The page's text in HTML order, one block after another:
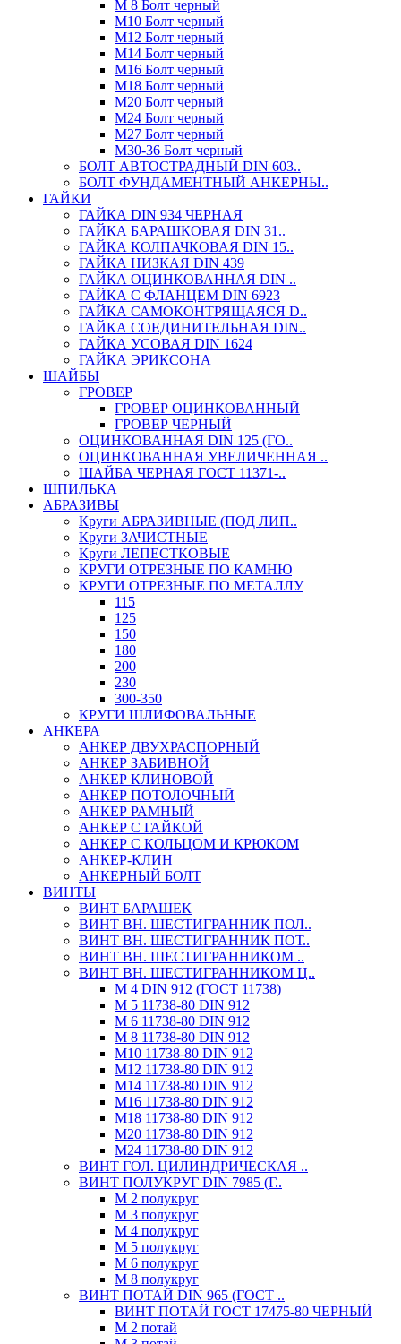
М 8 Болт черный
М10 Болт черный
М12 Болт черный
М14 Болт черный
М16 Болт черный
М18 Болт черный
М20 Болт черный
М24 Болт черный
М27 Болт черный
М30-36 Болт черный
БОЛТ АВТОСТРАДНЫЙ DIN 603..
БОЛТ ФУНДАМЕНТНЫЙ АНКЕРНЫ..
ГАЙКИ
ГАЙКА DIN 934 ЧЕРНАЯ
ГАЙКА БАРАШКОВАЯ DIN 31..
ГАЙКА КОЛПАЧКОВАЯ DIN 15..
ГАЙКА НИЗКАЯ DIN 439
ГАЙКА ОЦИНКОВАННАЯ DIN ..
ГАЙКА С ФЛАНЦЕМ DIN 6923
ГАЙКА САМОКОНТРЯЩАЯСЯ D..
ГАЙКА СОЕДИНИТЕЛЬНАЯ DIN..
ГАЙКА УСОВАЯ DIN 1624
ГАЙКА ЭРИКСОНА
ШАЙБЫ
ГРОВЕР
ГРОВЕР ОЦИНКОВАННЫЙ
ГРОВЕР ЧЕРНЫЙ
ОЦИНКОВАННАЯ DIN 125 (ГО..
ОЦИНКОВАННАЯ УВЕЛИЧЕННАЯ ..
ШАЙБА ЧЕРНАЯ ГОСТ 11371-..
ШПИЛЬКА
АБРАЗИВЫ
Круги АБРАЗИВНЫЕ (ПОД ЛИП..
Круги ЗАЧИСТНЫЕ
Круги ЛЕПЕСТКОВЫЕ
КРУГИ ОТРЕЗНЫЕ ПО КАМНЮ
КРУГИ ОТРЕЗНЫЕ ПО МЕТАЛЛУ
115
125
150
180
200
230
300-350
КРУГИ ШЛИФОВАЛЬНЫЕ
АНКЕРА
АНКЕР ДВУХРАСПОРНЫЙ
АНКЕР ЗАБИВНОЙ
АНКЕР КЛИНОВОЙ
АНКЕР ПОТОЛОЧНЫЙ
АНКЕР РАМНЫЙ
АНКЕР С ГАЙКОЙ
АНКЕР С КОЛЬЦОМ И КРЮКОМ
АНКЕР-КЛИН
АНКЕРНЫЙ БОЛТ
ВИНТЫ
ВИНТ БАРАШЕК
ВИНТ ВН. ШЕСТИГРАННИК ПОЛ..
ВИНТ ВН. ШЕСТИГРАННИК ПОТ..
ВИНТ ВН. ШЕСТИГРАННИКОМ ..
ВИНТ ВН. ШЕСТИГРАННИКОМ Ц..
М 4 DIN 912 (ГОСТ 11738)
М 5 11738-80 DIN 912
М 6 11738-80 DIN 912
М 8 11738-80 DIN 912
М10 11738-80 DIN 912
М12 11738-80 DIN 912
М14 11738-80 DIN 912
М16 11738-80 DIN 912
М18 11738-80 DIN 912
М20 11738-80 DIN 912
М24 11738-80 DIN 912
ВИНТ ГОЛ. ЦИЛИНДРИЧЕСКАЯ ..
ВИНТ ПОЛУКРУГ DIN 7985 (Г..
М 2 полукруг
М 3 полукруг
М 4 полукруг
М 5 полукруг
М 6 полукруг
М 8 полукруг
ВИНТ ПОТАЙ DIN 965 (ГОСТ ..
ВИНТ ПОТАЙ ГОСТ 17475-80 ЧЕРНЫЙ
М 2 потай